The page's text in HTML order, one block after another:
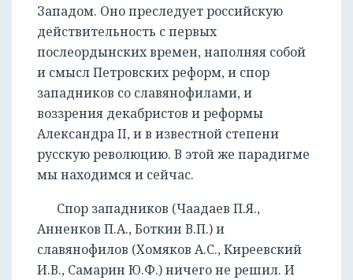
Западом. Оно преследует российскую
действительность с первых
послеордынских времен, наполняя собой
и смысл Петровских реформ, и спор
западников со славянофилами, и
воззрения декабристов и реформы
Александра II, и в известной степени
русскую революцию. В этой же парадигме
мы находимся и сейчас.
Спор западников (Чаадаев П.Я.,
Анненков П.А., Боткин В.П.) и
славянофилов (Хомяков А.С., Киреевский
И.В., Самарин Ю.Ф.) ничего не решил. И